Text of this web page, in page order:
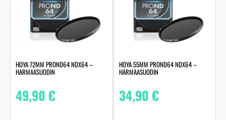
HOYA 72MM PROND64 NDX64 –
HARMAASUODIN
49,90€
HOYA 55MM PROND64 NDX64 –
HARMAASUODIN
34,90€